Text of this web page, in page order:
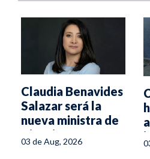
Claudia Benavides
Salazar será la
nueva ministra de
Ciencia,
Tecnología e
03 de Aug, 2026